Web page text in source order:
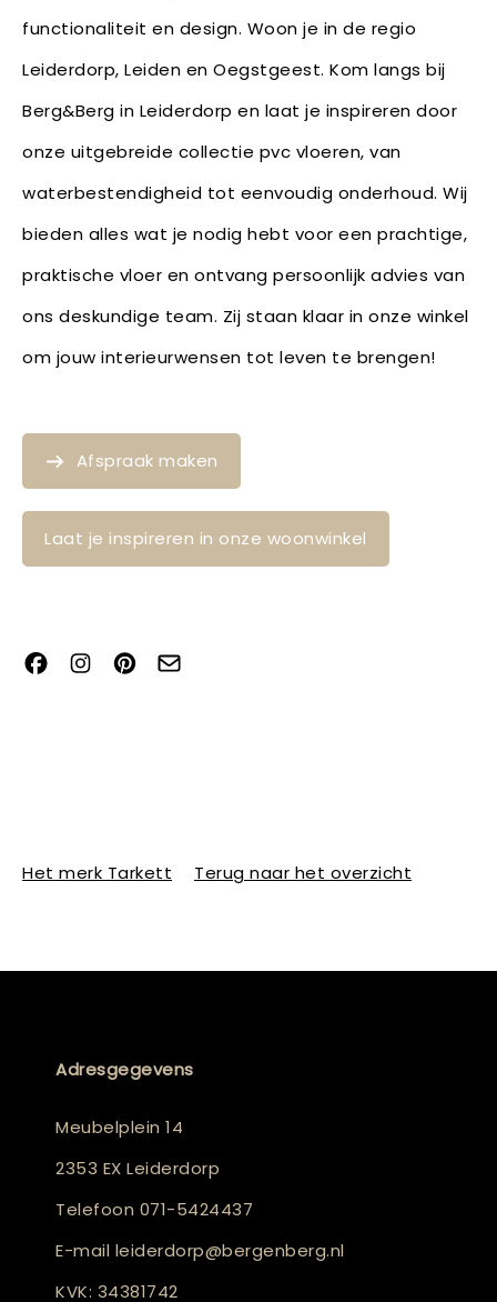
functionaliteit en design. Woon je in de regio
Leiderdorp, Leiden en Oegstgeest. Kom langs bij
Berg&Berg in Leiderdorp en laat je inspireren door
onze uitgebreide collectie pvc vloeren, van
waterbestendigheid tot eenvoudig onderhoud. Wij
bieden alles wat je nodig hebt voor een prachtige,
praktische vloer en ontvang persoonlijk advies van
ons deskundige team. Zij staan klaar in onze winkel
om jouw interieurwensen tot leven te brengen!
Afspraak maken
Laat je inspireren in onze woonwinkel
Het merk Tarkett Terug naar het overzicht
Adresgegevens
Meubelplein 14
2353 EX Leiderdorp
Telefoon 071-5424437
E-mail leiderdorp@bergenberg.nl
KVK: 34381742